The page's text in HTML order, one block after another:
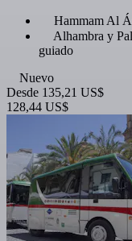
Hammam Al
Alhambra y
guiado
Nuevo
Desde 135,21 US$
128,44 US$